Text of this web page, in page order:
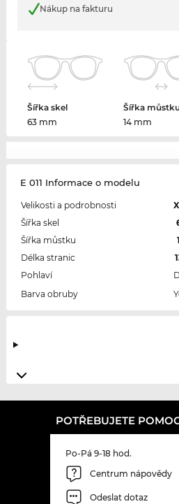
Nákup na fakturu
Šířka skel
63 mm
Šířka
14 mm
E 011 Informace o modelu
Velikosti a podrobnosti
Šířka skel
Šířka můstku
Délka stranic
Pohlaví
Barva obruby
POTŘEBUJETE
Po-Pá 9-18 hod.
Centrum nápovědy
Odeslat dotaz